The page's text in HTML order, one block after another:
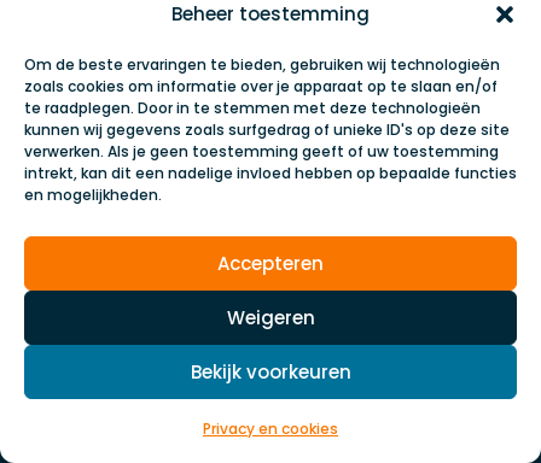
Beheer toestemming
Om de beste ervaringen te bieden, gebruiken wij technologieën
zoals cookies om informatie over je apparaat op te slaan en/of
te raadplegen. Door in te stemmen met deze technologieën
kunnen wij gegevens zoals surfgedrag of unieke ID's op deze site
verwerken. Als je geen toestemming geeft of uw toestemming
intrekt, kan dit een nadelige invloed hebben op bepaalde functies
en mogelijkheden.
Accepteren
Weigeren
Bekijk voorkeuren
Privacy en cookies
Afmetingen:
7.5m x 2.5m x 0.65m
Verkoopprijs
€ 29.995,00
Ons aanbodNeem contact met ons op